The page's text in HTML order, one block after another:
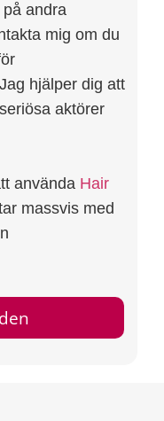
andra
mig om du
hjälper dig att
aktörer
använda Hair
massvis med